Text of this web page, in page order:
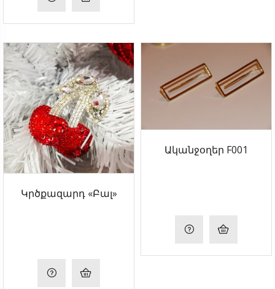
Կրծքազարդ «Բալ»
Ականջօղեր F001